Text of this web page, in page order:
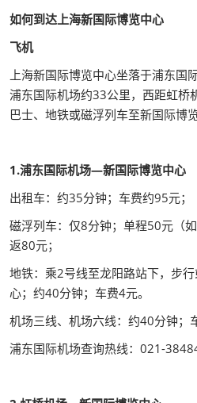
如何到达上海新国际博览中心
飞机
上海新国际博览中心坐落于浦东国
浦东国际机场约33公里，西距虹桥
巴士、地铁或磁浮列车至新国际博览
1.浦东国际机场—新国际博览中心
出租车：约35分钟；车费约95元；
磁浮列车：仅8分钟；单程50元（
返80元；
地铁：乘2号线至龙阳路站下，步
心；约40分钟；车费4元。
机场三线、机场六线：约40分钟；
浦东国际机场查询热线：021-